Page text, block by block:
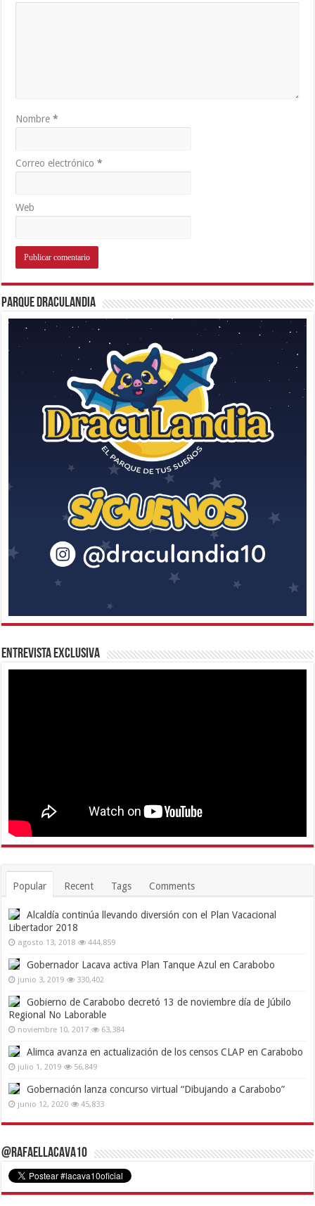
Nombre*
Correo electrónico*
Web
Parque Draculandia
Entrevista Exclusiva
Popular Recent Tags Comments
Alcaldía continúa llevando diversión con el Plan Vacacional
Libertador 2018
agosto 13, 2018 444,859
Gobernador Lacava activa Plan Tanque Azul en Carabobo
junio 3, 2019 330,402
Gobierno de Carabobo decretó 13 de noviembre día de Júbilo
Regional No Laborable
noviembre 10, 2017 63,384
Alimca avanza en actualización de los censos CLAP en Carabobo
julio 1, 2019 56,849
Gobernación lanza concurso virtual “Dibujando a Carabobo”
junio 12, 2020 45,833
@RafaelLacava10